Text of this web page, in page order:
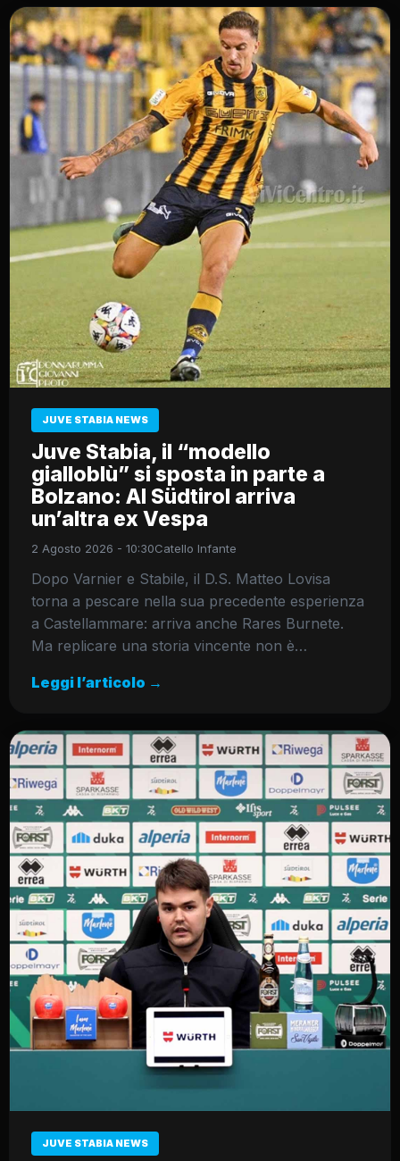
JUVE STABIA NEWS
Juve Stabia, il “modello
gialloblù” si sposta in parte a
Bolzano: Al Südtirol arriva
un’altra ex Vespa
2 Agosto 2026 - 10:30Catello Infante
Dopo Varnier e Stabile, il D.S. Matteo Lovisa
torna a pescare nella sua precedente esperienza
a Castellammare: arriva anche Rares Burnete.
Ma replicare una storia vincente non è…
Leggi l’articolo →
JUVE STABIA NEWS